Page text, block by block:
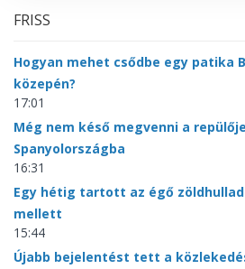
FRISS
Hogyan mehet csődbe egy patika
közepén?
17:01
Még nem késő megvenni a
Spanyolországba
16:31
Egy hétig tartott az égő
mellett
15:44
Újabb bejelentést tett a